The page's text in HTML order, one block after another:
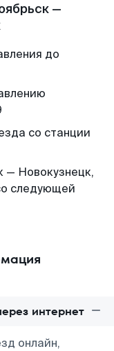
—
до
со станции
— Новокузнецк,
следующей
интернет
онлайн,